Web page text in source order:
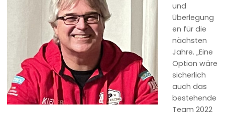
und
Überlegung
en für die
nächsten
Jahre. „Eine
Option wäre
sicherlich
auch das
bestehende
Team 2022